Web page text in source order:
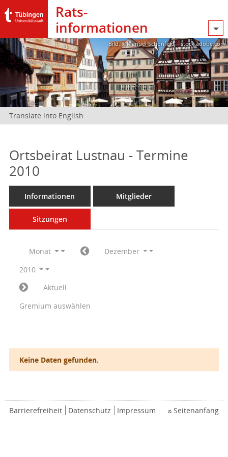
Rats­
informationen
Bild: @Manuel Schönfeld – stock.adobe.com
Translate into English
Ortsbeirat Lustnau - Termine
2010
Informationen Mitglieder
Sitzungen
Monat
Dezember
2010
Aktuell
Gremium auswählen
Keine Daten gefunden.
Barrierefreiheit Datenschutz Impressum Seitenanfang